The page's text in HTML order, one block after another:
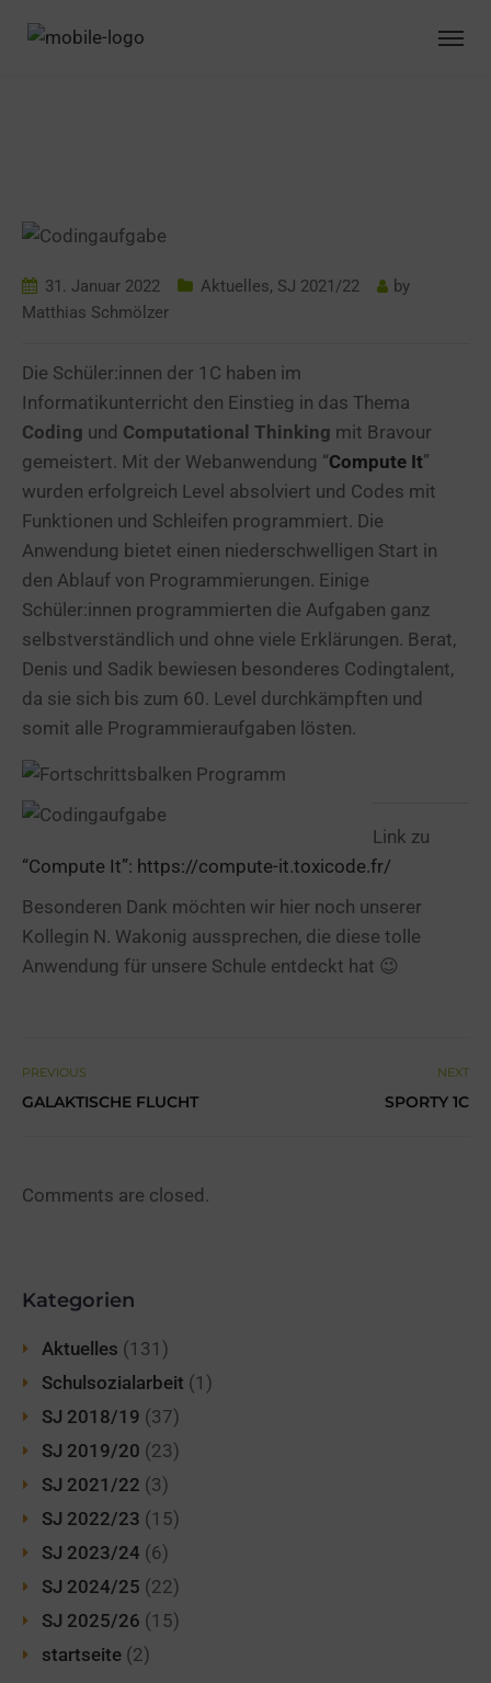
31. Januar 2022 Aktuelles, SJ 2021/22
by
Matthias Schmölzer
Die Schüler:innen der 1C haben im
Informatikunterricht den Einstieg in das Thema
Coding und Computational Thinking mit Bravour
gemeistert. Mit der Webanwendung “Compute It”
wurden erfolgreich Level absolviert und Codes mit
Funktionen und Schleifen programmiert. Die
Anwendung bietet einen niederschwelligen Start in
den Ablauf von Programmierungen. Einige
Schüler:innen programmierten die Aufgaben ganz
selbstverständlich und ohne viele Erklärungen. Berat,
Denis und Sadik bewiesen besonderes Codingtalent,
da sie sich bis zum 60. Level durchkämpften und
somit alle Programmieraufgaben lösten.
Link zu
“Compute It”: https://compute-it.toxicode.fr/
Besonderen Dank möchten wir hier noch unserer
Kollegin N. Wakonig aussprechen, die diese tolle
Anwendung für unsere Schule entdeckt hat 😉
PREVIOUS
GALAKTISCHE FLUCHT
NEXT
SPORTY 1C
Comments are closed.
Kategorien
Aktuelles (131)
Schulsozialarbeit (1)
SJ 2018/19 (37)
SJ 2019/20 (23)
SJ 2021/22 (3)
SJ 2022/23 (15)
SJ 2023/24 (6)
SJ 2024/25 (22)
SJ 2025/26 (15)
startseite (2)